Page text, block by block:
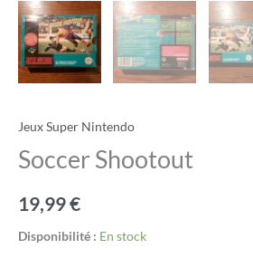
Jeux Super Nintendo
Soccer Shootout
19,99€
Disponibilité : En stock